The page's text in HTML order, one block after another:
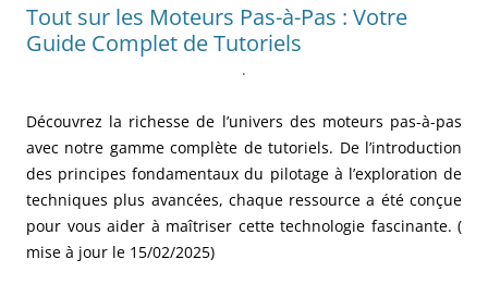
Tout sur les Moteurs Pas-à-Pas : Votre
Guide Complet de Tutoriels
.
Découvrez la richesse de l’univers des moteurs pas-à-pas
avec notre gamme complète de tutoriels. De l’introduction
des principes fondamentaux du pilotage à l’exploration de
techniques plus avancées, chaque ressource a été conçue
pour vous aider à maîtriser cette technologie fascinante. (
mise à jour le 15/02/2025)